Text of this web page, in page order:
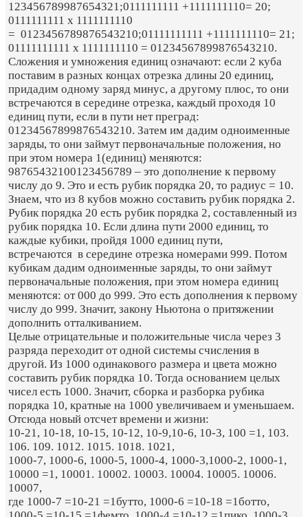
123456789987654321;0111111111 +1111111110= 20;
0111111111 х 1111111110
= 0123456789876543210;01111111111 +1111111110= 21;
01111111111 х 1111111110 = 01234567899876543210.
Сложения и умножения единиц означают: если 2 куба
поставим в разных концах отрезка длины 20 единиц,
придадим одному заряд минус, а другому плюс, то они
встречаются в середине отрезка, каждый проходя 10
единиц пути, если в пути нет преград:
01234567899876543210. Затем им дадим одноименные
заряды, то они займут первоначальные положения, но
при этом номера 1(единиц) меняются:
98765432100123456789 – это дополнение к первому
числу до 9. Это и есть рубик порядка 20, то радиус = 10.
Знаем, что из 8 кубов можно составить рубик порядка 2.
Рубик порядка 20 есть рубик порядка 2, составленный из
рубик порядка 10. Если длина пути 2000 единиц, то
каждые кубики, пройдя 1000 единиц пути,
встречаются в середине отрезка номерами 999. Потом
кубикам дадим одноименные заряды, то они займут
первоначальные положения, при этом номера единиц
меняются: от 000 до 999. Это есть дополнения к первому
числу до 999. Значит, закону Ньютона о притяжении
дополнить отталкиванием.
Целые отрицательные и положительные числа через 3
разряда переходит от одной системы счисления в
другой. Из 1000 одинакового размера и цвета можно
составить рубик порядка 10. Тогда основанием целых
чисел есть 1000. Значит, сборка и разборка рубика
порядка 10, кратные на 1000 увеличиваем и уменьшаем.
Отсюда новый отсчет времени и жизни:
10-21, 10-18, 10-15, 10-12, 10-9,10-6, 10-3, 100 =1, 103.
106. 109. 1012. 1015. 1018. 1021,
1000-7, 1000-6, 1000-5, 1000-4, 1000-3,1000-2, 1000-1,
10000 =1, 10001. 10002. 10003. 10004. 10005. 10006.
10007,
где 1000-7 =10-21 =1бутто, 1000-6 =10-18 =1ботто,